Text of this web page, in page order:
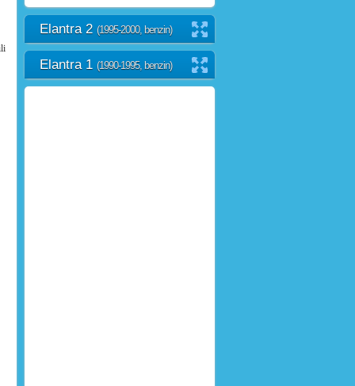
Elantra 2 (1995-2000, benzin)
Elantra 1 (1990-1995, benzin)